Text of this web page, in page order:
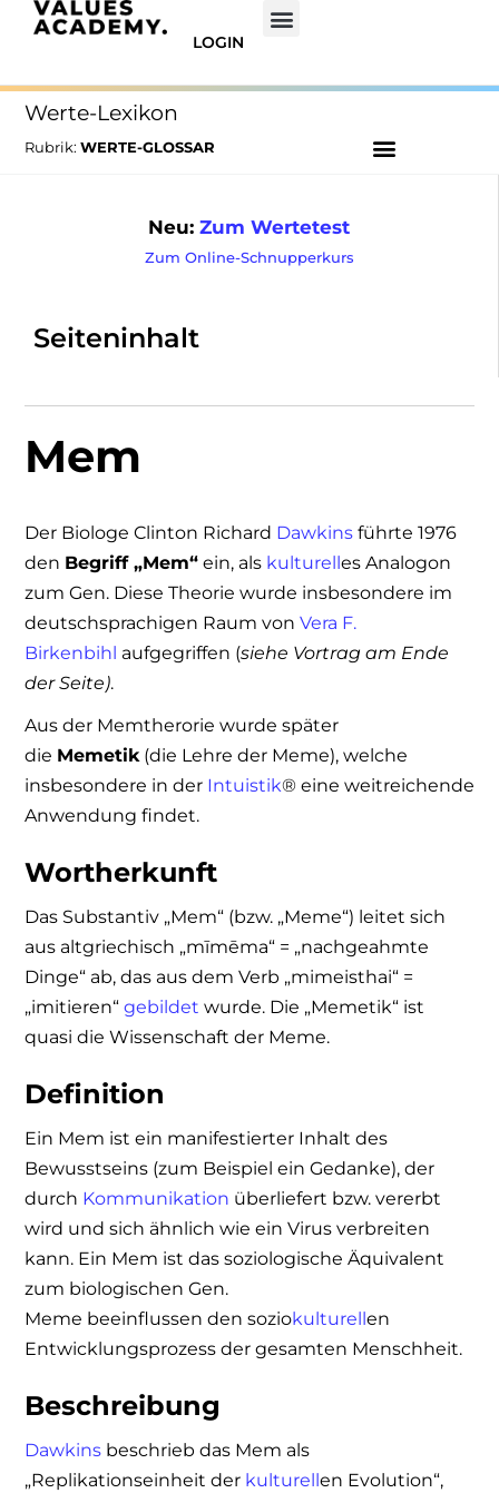
LOGIN
Werte-Lexikon
Rubrik: WERTE-GLOSSAR
Neu: Zum Wertetest
Zum Online-Schnupperkurs
Seiteninhalt
Mem
Der Biologe Clinton Richard Dawkins führte 1976
den Begriff „Mem“ ein, als kulturelles Analogon
zum Gen. Diese Theorie wurde insbesondere im
deutschsprachigen Raum von Vera F.
Birkenbihl aufgegriffen (siehe Vortrag am Ende
der Seite).
Aus der Memtherorie wurde später
die Memetik(die Lehre der Meme), welche
insbesondere in der Intuistik® eine weitreichende
Anwendung findet.
Wortherkunft
Das Substantiv „Mem“ (bzw. „Meme“) leitet sich
aus altgriechisch „mīmēma“ = „nachgeahmte
Dinge“ ab, das aus dem Verb „mimeisthai“ =
„imitieren“ gebildet wurde. Die „Memetik“ ist
quasi die Wissenschaft der Meme.
Definition
Ein Mem ist ein manifestierter Inhalt des
Bewusstseins (zum Beispiel ein Gedanke), der
durch Kommunikation überliefert bzw. vererbt
wird und sich ähnlich wie ein Virus verbreiten
kann. Ein Mem ist das soziologische Äquivalent
zum biologischen Gen.
Meme beeinflussen den soziokulturell en
Entwicklungsprozess der gesamten Menschheit.
Beschreibung
Dawkins beschrieb das Mem als
„Replikationseinheit der kulturell en Evolution“,